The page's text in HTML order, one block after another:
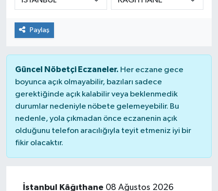
Paylaş
Güncel Nöbetçi Eczaneler. Her eczane gece
boyunca açık olmayabilir, bazıları sadece
gerektiğinde açık kalabilir veya beklenmedik
durumlar nedeniyle nöbete gelemeyebilir. Bu
nedenle, yola çıkmadan önce eczanenin açık
olduğunu telefon aracılığıyla teyit etmeniz iyi bir
fikir olacaktır.
İstanbul Kâğıthane 08 Ağustos 2026